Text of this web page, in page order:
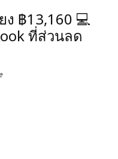
ง ฿13,160 💻
ที่ส่วนลด